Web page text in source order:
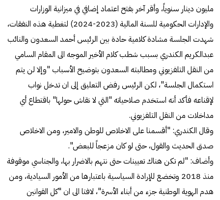
مليون دينار سنوياً، وأقر آخر بفتح اعتماد إضافي في ميزانية الوزارات
والإدارات الحكومية للسنة المالية (2023-2024) لتغطية هذه النفقات،
شهدت الجلسة مشادة كلامية حادة بين الرئيس أحمد السعدون والنائب
عبدالكريم الكندري بسبب شطب كلام الأخير الموجه الى المقام السامي
من النقل التلفزيوني ومطالبته السعدون بتوضيح الأسباب "وإلا لن يتم
استكمال الجلسة"، لكن الرئيس رفض التعليق إلى ان تدخل نواب
لإقناعه فأكد أنه استخدم صلاحياته "التي لا نقاش حولها" باقتطاع أي
مداخلات من النقل التلفزيوني.
وقال الكندري: "أقسمنا على الاخلاص للوطن والامير، ومن الاخلاص
صدق الحديث والقول، حتى لو كان مزعجاً للبعض".
وأضاف: "لم تكن هناك تعيينات حتى نتهم بالاضرار بها، والجناسي موقوفة
منذ 2018 وتخضع للإرادة السياسية باعتبارها من الأمور السيادية، ومن
هدم الهوية الوطنية جزء من أبناء الأسرة"، لافتا الى ان "كل القوانين